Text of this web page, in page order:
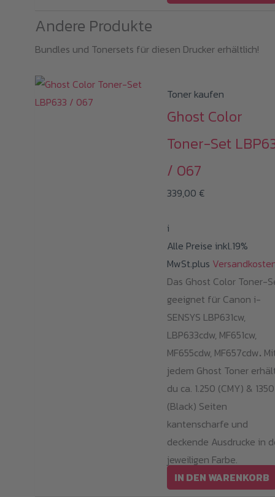
Andere Produkte
Bundles und Tonersets für diesen Drucker erhältlich!
Toner kaufen
Ghost Color
Toner-Set
/ 067
339,00 €
i
Alle Preise inkl.19%
MwSt.plus
Das Ghost Color Toner-
geeignet für Canon i-
SENSYS LBP631cw,
LBP633cdw, MF651cw,
MF655cdw, MF657cdw.
jedem Ghost Toner
du ca. 1.250 (CMY) & 1350
(Black) Seiten
kantenscharfe und
deckende Ausdrucke in
jeweiligen Farbe.
IN DEN WARENKORB